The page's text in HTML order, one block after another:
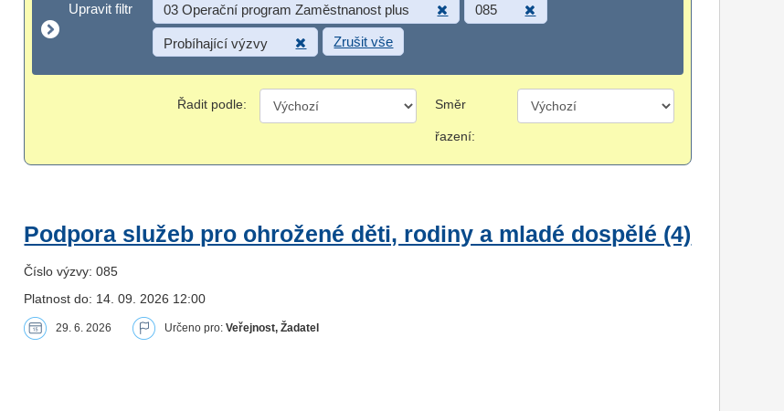
Upravit filtr
Upravit filtr 03 Operační program Zaměstnanost plus 085
Probíhající výzvy Zrušit vše
Řadit podle: Směr
řazení:
Podpora služeb pro ohrožené děti, rodiny a mladé dospělé (4)
Číslo výzvy: 085
Platnost do: 14. 09. 2026 12:00
29. 6. 2026 Určeno pro:Veřejnost, Žadatel